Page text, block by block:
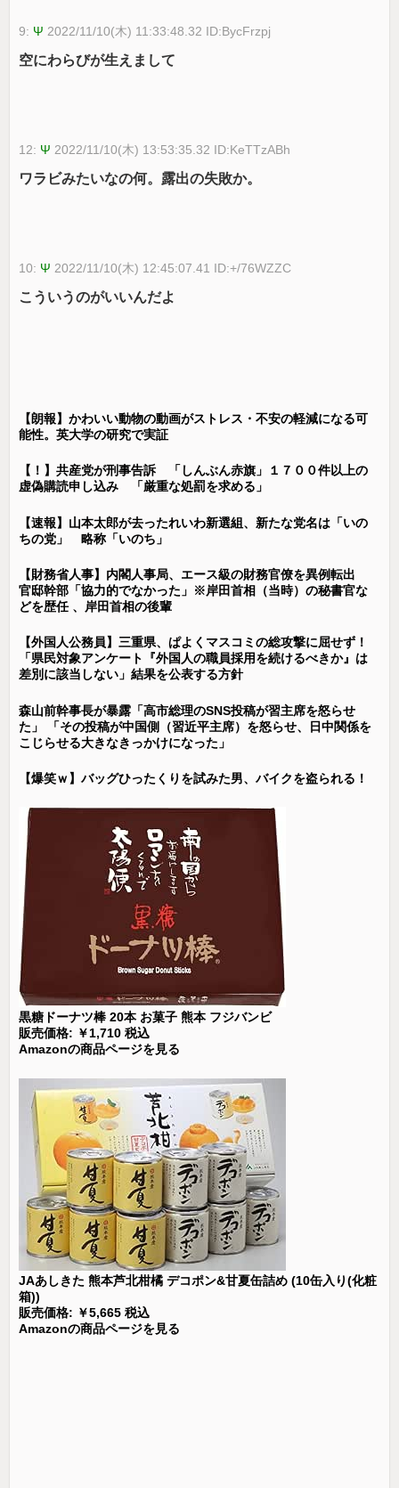
9: Ψ 2022/11/10(木) 11:33:48.32 ID:BycFrzpj
空にわらびが生えまして
12: Ψ 2022/11/10(木) 13:53:35.32 ID:KeTTzABh
ワラビみたいなの何。露出の失敗か。
10: Ψ 2022/11/10(木) 12:45:07.41 ID:+/76WZZC
こういうのがいいんだよ
【朗報】かわいい動物の動画がストレス・不安の軽減になる可
能性。英大学の研究で実証
【！】共産党が刑事告訴 「しんぶん赤旗」１７００件以上の
虚偽購読申し込み 「厳重な処罰を求める」
【速報】山本太郎が去ったれいわ新選組、新たな党名は「いの
ちの党」 略称「いのち」
【財務省人事】内閣人事局、エース級の財務官僚を異例転出
官邸幹部「協力的でなかった」※岸田首相（当時）の秘書官な
どを歴任 、岸田首相の後輩
【外国人公務員】三重県、ぱよくマスコミの総攻撃に屈せず！
「県民対象アンケート『外国人の職員採用を続けるべきか』は
差別に該当しない」結果を公表する方針
森山前幹事長が暴露「高市総理のSNS投稿が習主席を怒らせ
た」 「その投稿が中国側（習近平主席）を怒らせ、日中関係を
こじらせる大きなきっかけになった」
【爆笑ｗ】バッグひったくりを試みた男、バイクを盗られる！
黒糖ドーナツ棒 20本 お菓子 熊本 フジバンビ
販売価格: ￥1,710 税込
Amazonの商品ページを見る
JAあしきた 熊本芦北柑橘 デコポン&甘夏缶詰め (10缶入り(化粧
箱))
販売価格: ￥5,665 税込
Amazonの商品ページを見る